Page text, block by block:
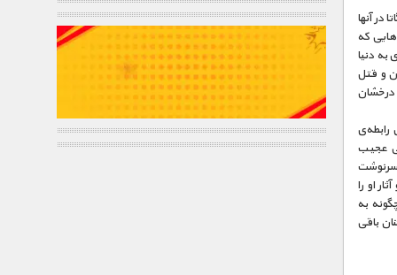
در آنها
که
که آگاتا در سال ۱۸۹۰ در تورکوی به دنیا
و قتل
درخشان
رابطه‌ی
که همسر آگاتا در سال ۱۹۲۶ به شکلی عجیب
سرنوشت
او را
به
باقی